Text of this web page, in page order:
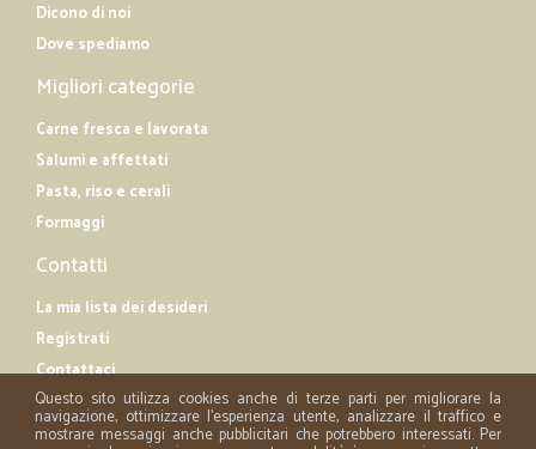
Dicono di noi
Dove spediamo
Migliori categorie
Carne fresca e lavorata
Salumi e affettati
Pasta, riso e cerali
Formaggi
Contatti
La mia lista dei desideri
Registrati
Contattaci
Questo sito utilizza cookies anche di terze parti per migliorare la
navigazione, ottimizzare l'esperienza utente, analizzare il traffico e
mostrare messaggi anche pubblicitari che potrebbero interessati. Per